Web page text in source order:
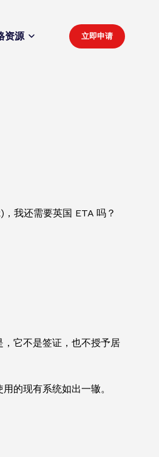
资源 立即申请
我还需要英国 ETA 吗？
它不是签证，也不授予居
的现有系统如出一辙。